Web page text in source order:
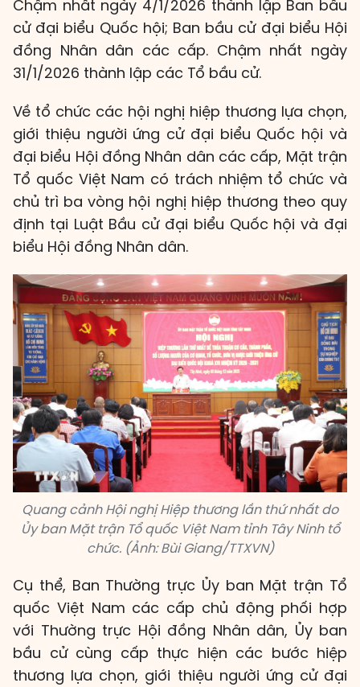
Chậm nhất ngày 4/1/2026 thành lập Ban bầu
cử đại biểu Quốc hội; Ban bầu cử đại biểu Hội
đồng Nhân dân các cấp. Chậm nhất ngày
31/1/2026 thành lập các Tổ bầu cử.
Về tổ chức các hội nghị hiệp thương lựa chọn,
giới thiệu người ứng cử đại biểu Quốc hội và
đại biểu Hội đồng Nhân dân các cấp, Mặt trận
Tổ quốc Việt Nam có trách nhiệm tổ chức và
chủ trì ba vòng hội nghị hiệp thương theo quy
định tại Luật Bầu cử đại biểu Quốc hội và đại
biểu Hội đồng Nhân dân.
Quang cảnh Hội nghị Hiệp thương lần thứ nhất do
Ủy ban Mặt trận Tổ quốc Việt Nam tỉnh Tây Ninh tổ
chức. (Ảnh: Bùi Giang/TTXVN)
Cụ thể, Ban Thường trực Ủy ban Mặt trận Tổ
quốc Việt Nam các cấp chủ động phối hợp
với Thường trực Hội đồng Nhân dân, Ủy ban
bầu cử cùng cấp thực hiện các bước hiệp
thương lựa chọn, giới thiệu người ứng cử đại